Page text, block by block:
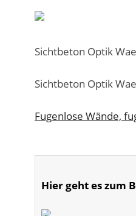
Sichtbeton Optik
Sichtbeton Optik
Fugenlose Wände,
Hier geht es zum